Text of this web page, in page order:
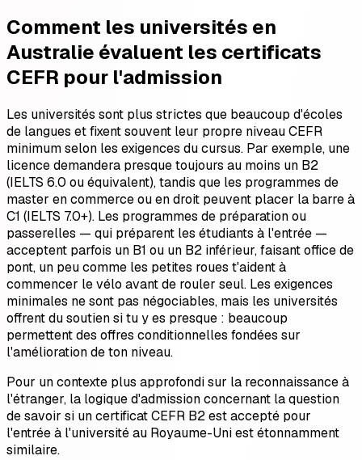
Comment les universités en
Australie évaluent les certificats
CEFR pour l'admission
Les universités sont plus strictes que beaucoup d'écoles
de langues et fixent souvent leur propre niveau CEFR
minimum selon les exigences du cursus. Par exemple, une
licence demandera presque toujours au moins un B2
(IELTS 6.0 ou équivalent), tandis que les programmes de
master en commerce ou en droit peuvent placer la barre à
C1 (IELTS 7.0+). Les programmes de préparation ou
passerelles — qui préparent les étudiants à l'entrée —
acceptent parfois un B1 ou un B2 inférieur, faisant office de
pont, un peu comme les petites roues t'aident à
commencer le vélo avant de rouler seul. Les exigences
minimales ne sont pas négociables, mais les universités
offrent du soutien si tu y es presque : beaucoup
permettent des offres conditionnelles fondées sur
l'amélioration de ton niveau.
Pour un contexte plus approfondi sur la reconnaissance à
l'étranger, la logique d'admission concernant la question
de savoir si un certificat CEFR B2 est accepté pour
l'entrée à l'université au Royaume-Uni est étonnamment
similaire.